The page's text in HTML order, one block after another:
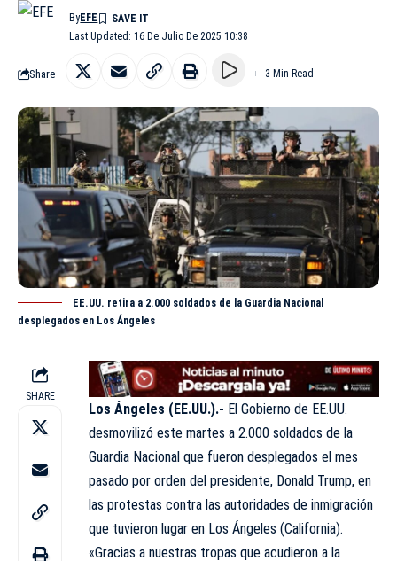
Last Updated: 16 De Julio De 2025 10:38
ByEFE
Share 3 Min Read
EE.UU. retira a 2.000 soldados de la Guardia Nacional
desplegados en Los Ángeles
SHARE
Los Ángeles (EE.UU.).- El Gobierno de EE.UU.
desmovilizó este martes a 2.000 soldados de la
Guardia Nacional que fueron desplegados el mes
pasado por orden del presidente, Donald Trump, en
las protestas contra las autoridades de inmigración
que tuvieron lugar en Los Ángeles (California).
«Gracias a nuestras tropas que acudieron a la